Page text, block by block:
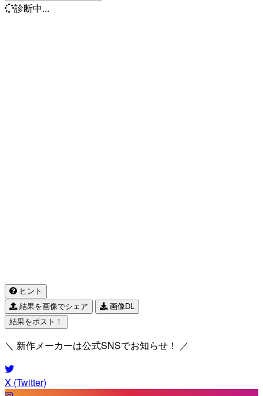
診断中...
ヒント
結果を画像でシェア
画像DL
結果をポスト！
＼ 新作メーカーは公式SNSでお知らせ！ ／
X (Twitter)